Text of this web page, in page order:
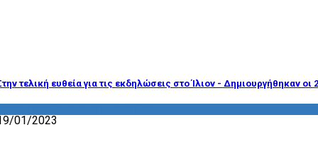
τελική ευθεία για τις εκδηλώσεις στο Ίλιον - Δημιουργήθηκαν οι
01/2023